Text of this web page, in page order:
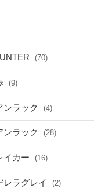
(70)
(9)
ンラック (4)
ンラック (28)
イカー (16)
レラグレイ (2)